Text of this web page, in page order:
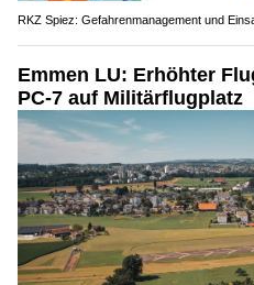
RKZ Spiez: Gefahrenmanagement und
Emmen LU: Erhöhter
PC-7 auf Militärflugplatz